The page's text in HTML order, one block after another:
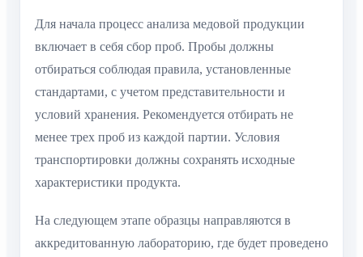
Для начала процесс анализа медовой продукции
включает в себя сбор проб. Пробы должны
отбираться соблюдая правила, установленные
стандартами, с учетом представительности и
условий хранения. Рекомендуется отбирать не
менее трех проб из каждой партии. Условия
транспортировки должны сохранять исходные
характеристики продукта.
На следующем этапе образцы направляются в
аккредитованную лабораторию, где будет проведено